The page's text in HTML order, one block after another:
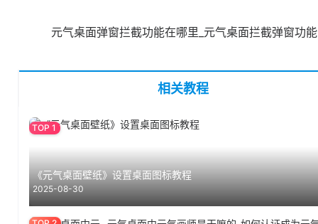
元气桌面弹窗拦截功能在哪里_元气桌面拦截弹窗功
相关教程
《元气桌面壁纸》设置桌面图标教程
2025-08-30